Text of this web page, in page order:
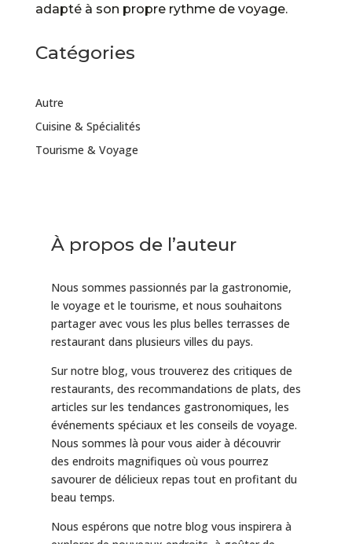
adapté à son propre rythme de voyage.
Catégories
Autre
Cuisine & Spécialités
Tourisme & Voyage
À propos de l’auteur
Nous sommes passionnés par la gastronomie,
le voyage et le tourisme, et nous souhaitons
partager avec vous les plus belles terrasses de
restaurant dans plusieurs villes du pays.
Sur notre blog, vous trouverez des critiques de
restaurants, des recommandations de plats, des
articles sur les tendances gastronomiques, les
événements spéciaux et les conseils de voyage.
Nous sommes là pour vous aider à découvrir
des endroits magnifiques où vous pourrez
savourer de délicieux repas tout en profitant du
beau temps.
Nous espérons que notre blog vous inspirera à